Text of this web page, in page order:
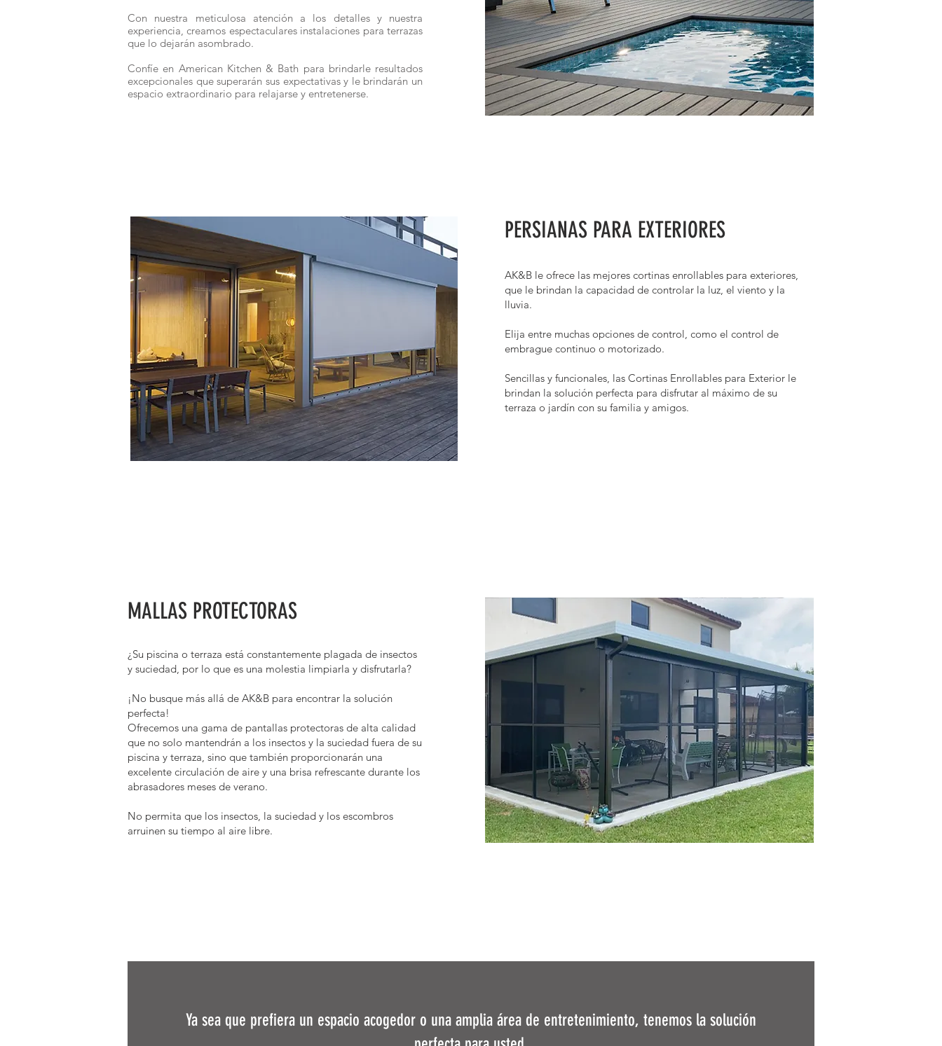
Con nuestra meticulosa atención a los detalles y nuestra
experiencia, creamos espectaculares instalaciones para terrazas
que lo dejarán asombrado. ​
Confíe en American Kitchen & Bath para brindarle resultados
excepcionales que superarán sus expectativas y le brindarán un
espacio extraordinario para relajarse y entretenerse.
PERSIANAS PARA EXTERIORES
AK&B le ofrece las mejores cortinas enrollables para exteriores,
que le brindan la capacidad de controlar la luz, el viento y la
lluvia.
Elija entre muchas opciones de control, como el control de
embrague continuo o motorizado.
Sencillas y funcionales, las Cortinas Enrollables para Exterior le
brindan la solución perfecta para disfrutar al máximo de su
terraza o jardín con su familia y amigos.
MALLAS PROTECTORAS
¿Su piscina o terraza está constantemente plagada de insectos
y suciedad, por lo que es una molestia limpiarla y disfrutarla?
¡No busque más allá de AK&B para encontrar la solución
perfecta! ​
Ofrecemos una gama de pantallas protectoras de alta calidad
que no solo mantendrán a los insectos y la suciedad fuera de su
piscina y terraza, sino que también proporcionarán una
excelente circulación de aire y una brisa refrescante durante los
abrasadores meses de verano. ​
No permita que los insectos, la suciedad y los escombros
arruinen su tiempo al aire libre.
Ya sea que prefiera un espacio acogedor o una amplia área de entretenimiento, tenemos la solución